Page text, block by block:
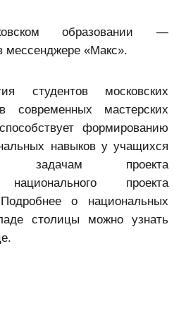
образовании —
мессенджере «Макс».
студентов московских
современных мастерских
формированию
навыков у учащихся
задачам проекта
национального проекта
о национальных
столицы можно узнать